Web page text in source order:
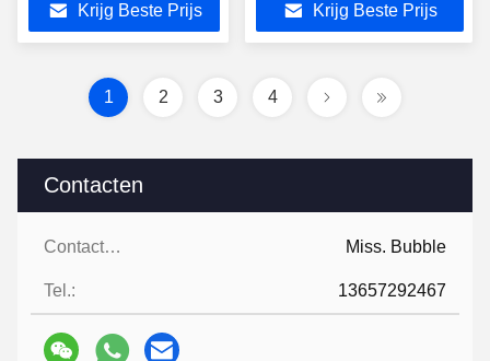
Contacten
Contacten: Miss. Bubble
Tel.: 13657292467
Krijg Beste Prijs
Krijg Beste Prijs
1 2 3 4